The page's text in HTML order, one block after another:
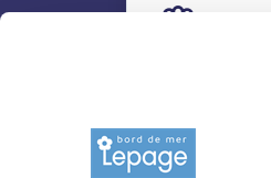
Toutes les
Arbres